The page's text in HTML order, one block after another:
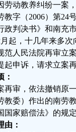
劳动教养纠纷一案
教字（2006）第24
政判决书》和南充
月起，十几年来多
范人民法院再审立
起申诉，请求立案
：
再审，依法撤销原
教委）作出的南劳
国家赔偿法》的规
由：